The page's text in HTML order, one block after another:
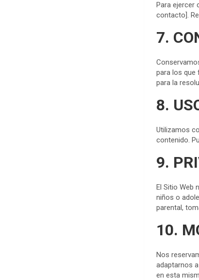
Para ejercer
contacto].
7.
para los que
para la
8.
Utilizamos
contenido.
9.
El Sitio Web
niños o
parental,
10.
Nos
adaptarnos
en esta